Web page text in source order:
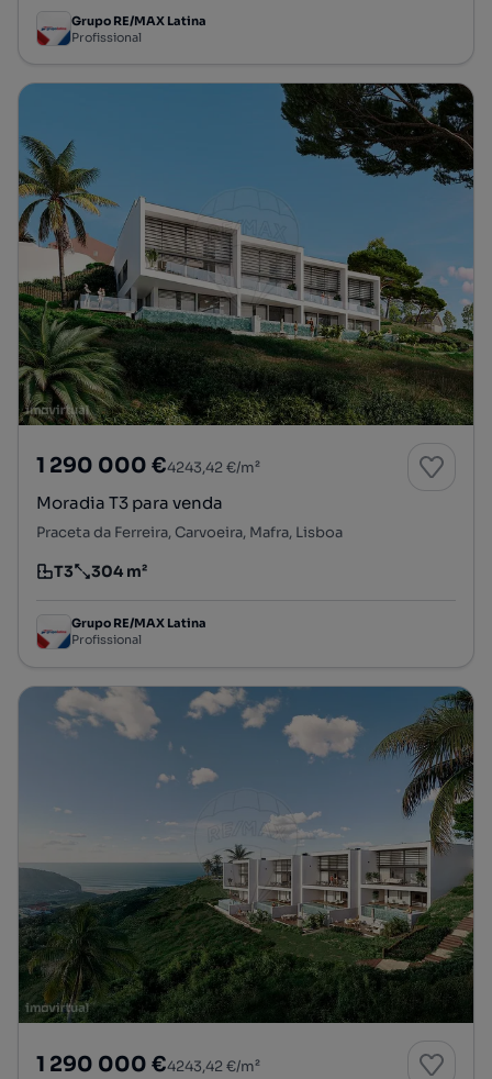
Grupo RE/MAX Latina
Profissional
1 290 000 €4243,42 €/m²
Moradia T3 para venda
Praceta da Ferreira, Carvoeira, Mafra, Lisboa
Tipologia
T3
Preço por metro quadrado
304 m²
Grupo RE/MAX Latina
Profissional
1 290 000 €4243,42 €/m²